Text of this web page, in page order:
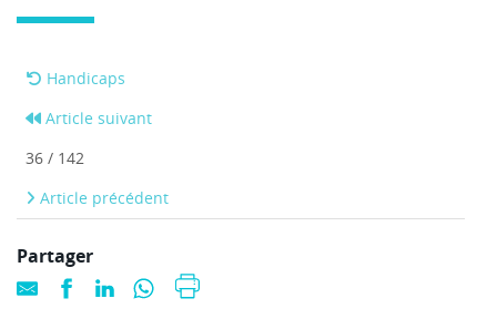
Handicaps
Article suivant
36 / 142
Article précédent
Partager